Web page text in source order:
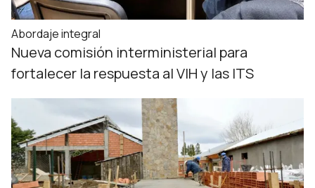
Abordaje integral
Nueva comisión interministerial para
fortalecer la respuesta al VIH y las ITS